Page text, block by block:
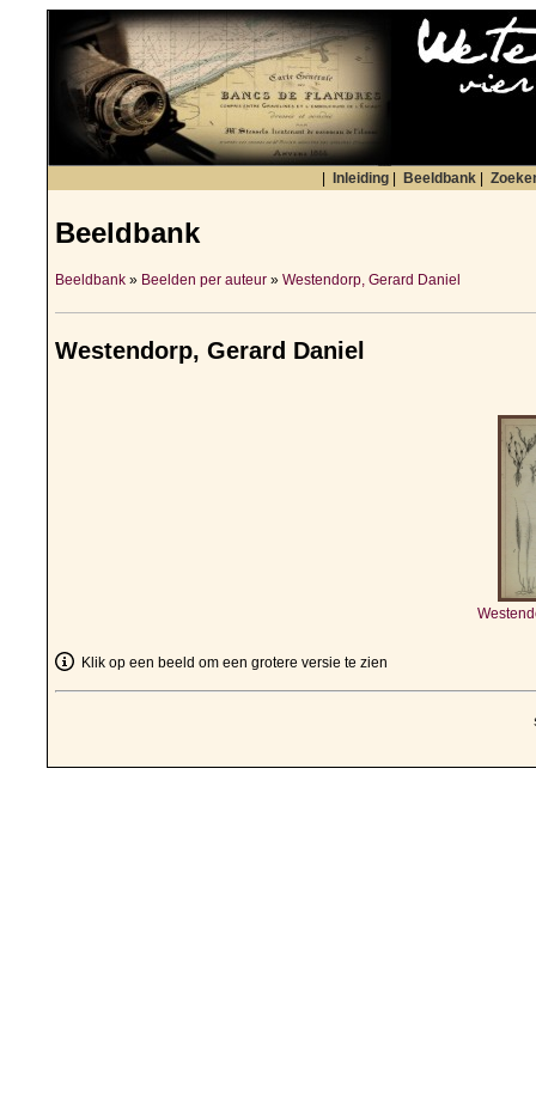
Inleiding Beeldbank
Beeldbank
Beeldbank » Beelden per auteur » Westendorp, Gerard Daniel
Westendorp, Gerard Daniel
Klik op een beeld om een grotere versie te zien